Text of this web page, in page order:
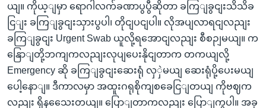
ယျ။ ကိုယ့ျမှာ ရောဂါလက်ခဏာပွပွီဆိုတာ ခကြျခွငျးသိသိခ
ငြျး ခကြျခွငျးသှားပွပါ၊ တိုငျပငျပါ။ လိုအပျလာရငျလညျး
ခကြျခွငျး Urgent Swab ယူလို့ရအောငျလညျး စီစဉျမယျ။ က
နြောျတို့ဘကျကလညျးလုပျပေးနိုငျတာက တကယျလို့
Emergency ဆို ခကြျခွငျးဆေးရုံ လှှဲမယျ ဆေးရုံပို့ပေးမယျ
ပေါ့နောျ။ ဒီကာလမှာ အထူးဂရုစိုကျစခေငြျတယျ ကိုဗဈက
လညျး ရှိနသေေးတယျ။ ပြောျတာကလညျး ပြောျကွပါ။ အခု